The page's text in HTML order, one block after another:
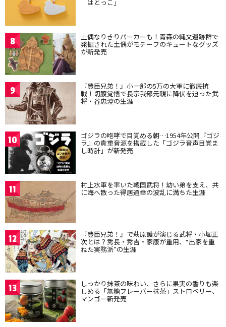
「はとっこ」
8 土偶なりきりパーカーも！青森の縄文遺跡群で
発掘された土偶がモチーフのキュートなグッズ
が新発売
9 『豊臣兄弟！』小一郎の5万の大軍に徹底抗
戦！切腹覚悟で長宗我部元親に降伏を迫った武
将・谷忠澄の生涯
10 ゴジラの咆哮で目覚める朝…1954年公開『ゴジ
ラ』の貴重音源を搭載した「ゴジラ音声目覚ま
し時計」が新発売
11 村上水軍を率いた戦国武将！幼い弟を支え、共
に海へ散った得居通幸の波乱に満ちた生涯
12 『豊臣兄弟！』で萩原護が演じる武将・小堀正
次とは？秀長・秀吉・家康が重用、“出家を重
ねた実務派”の生涯
13 しっかり抹茶の味わい、さらに果実の香りも楽
しめる「無糖フレーバー抹茶」ストロベリー、
マンゴー新発売